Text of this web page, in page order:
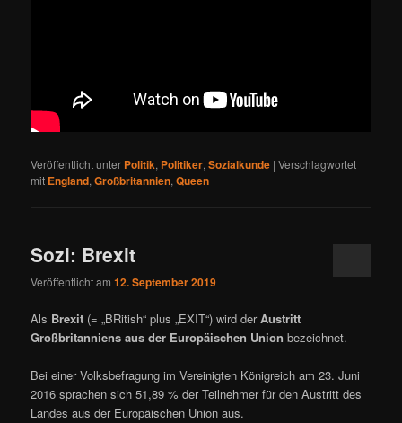
Veröffentlicht unter Politik, Politiker,Sozialkunde |Verschlagwortet
mit England,Großbritannien,Queen
Sozi: Brexit
Veröffentlicht am12. September 2019
Als Brexit (= „BRitish“ plus „EXIT“) wird derAustritt
Großbritanniens aus der Europäischen Union bezeichnet.
Bei einer Volksbefragung im Vereinigten Königreich am 23. Juni
2016 sprachen sich 51,89 % der Teilnehmer für den Austritt des
Landes aus der Europäischen Union aus.